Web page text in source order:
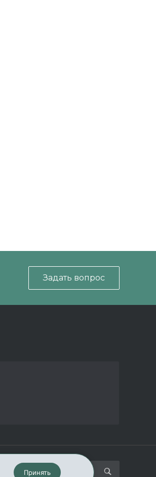
Задать вопрос
Принять